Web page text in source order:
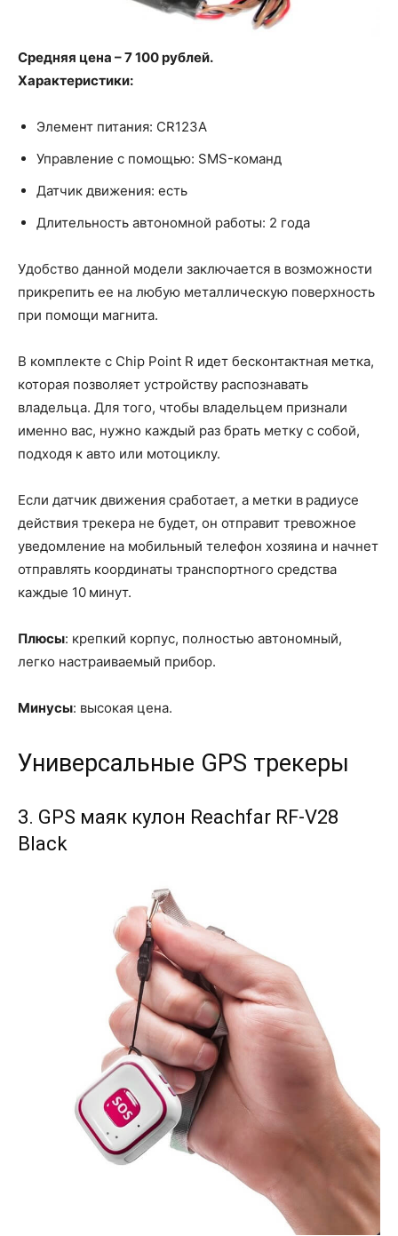
Средняя цена – 7 100 рублей.
Характеристики:
Элемент питания: CR123A
Управление с помощью: SMS-команд
Датчик движения: есть
Длительность автономной работы: 2 года
Удобство данной модели заключается в возможности
прикрепить ее на любую металлическую поверхность
при помощи магнита.
В комплекте с Chip Point R идет бесконтактная метка,
которая позволяет устройству распознавать
владельца. Для того, чтобы владельцем признали
именно вас, нужно каждый раз брать метку с собой,
подходя к авто или мотоциклу.
Если датчик движения сработает, а метки в радиусе
действия трекера не будет, он отправит тревожное
уведомление на мобильный телефон хозяина и начнет
отправлять координаты транспортного средства
каждые 10 минут.
Плюсы: крепкий корпус, полностью автономный,
легко настраиваемый прибор.
Минусы: высокая цена.
Универсальные GPS трекеры
3. GPS маяк кулон Reachfar RF-V28
Black